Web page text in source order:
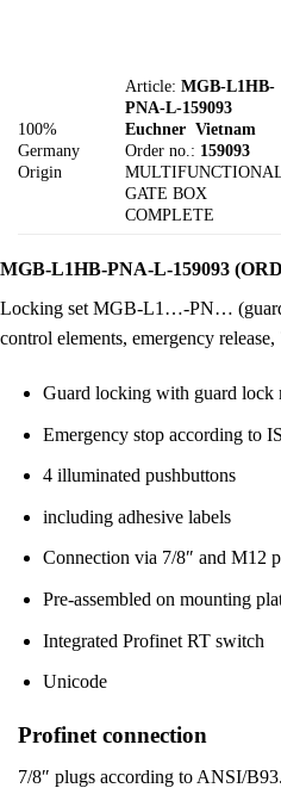
100%
Germany
Origin
Article:MGB-L1HB-
PNA-L-159093
Euchner Vietnam
Order no.: 159093
GATE BOX
COMPLETE
MGB-L1HB-PNA-L-159093
Locking set MGB-L1…-PN…
control elements, emergency
Guard locking with guard lock
Emergency stop according to
4 illuminated pushbuttons
including adhesive labels
Connection via 7/8″ and M12
Pre-assembled on mounting
Integrated Profinet RT switch
Unicode
Profinet connection
7/8″ plugs according to ANSI/